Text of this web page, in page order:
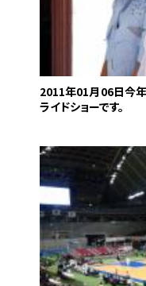
2011年01月06日今
ライドショーです。